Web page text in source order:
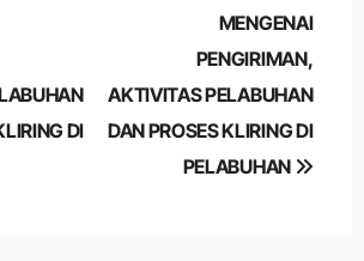
DI
MENGENAI
PENGIRIMAN,
AKTIVITAS PELABUHAN
DAN PROSES KLIRING DI
PELABUHAN